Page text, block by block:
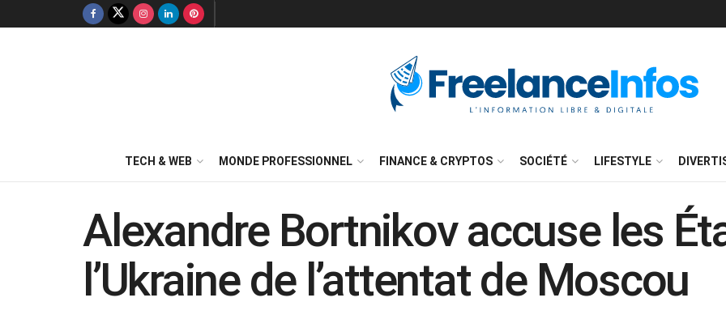
TECH & WEB MONDE PROFESSIONNEL FINANCE & CRYPTOS SOCIÉTÉ LIFESTYLE
Alexandre Bortnikov accuse les
l’Ukraine de l’attentat de Moscou